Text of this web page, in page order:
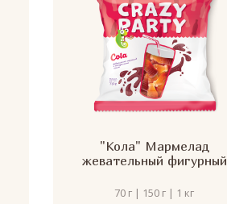
"Кола" Мармелад
жевательный фигурный
70 г | 150 г | 1 кг